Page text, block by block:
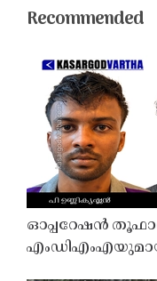
Recommended
ഓപ്പറേഷൻ